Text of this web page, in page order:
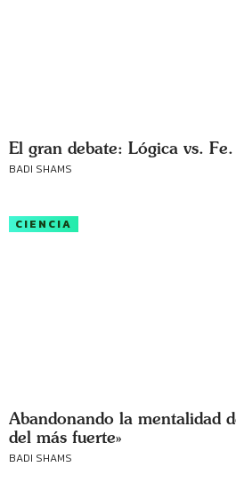
El gran debate: Lógica vs.
BADI SHAMS
CIENCIA
Abandonando la mentalidad
del más fuerte»
BADI SHAMS